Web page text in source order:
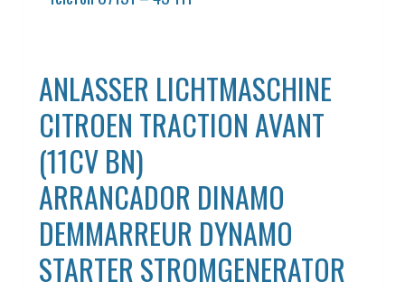
ANLASSER LICHTMASCHINE
CITROEN TRACTION AVANT
(11CV BN)
ARRANCADOR DINAMO
DEMMARREUR DYNAMO
STARTER STROMGENERATOR